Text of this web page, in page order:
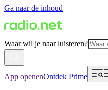
Ga naar de inhoud
Waar wil je naar luisteren?
App openenOntdek Prime